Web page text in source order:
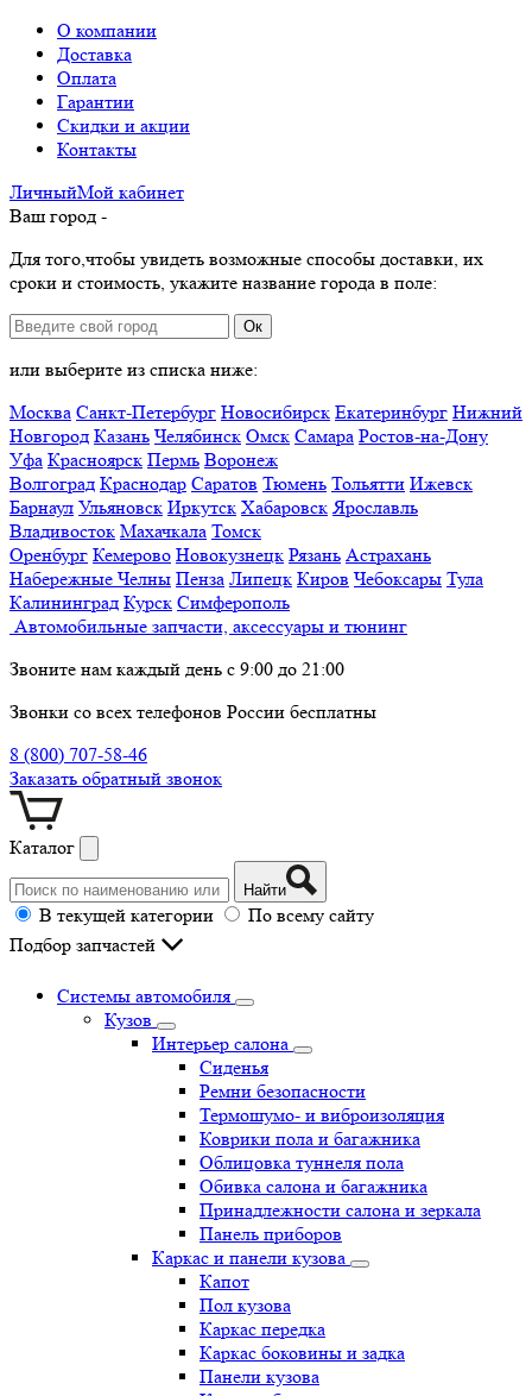
О компании
Доставка
Оплата
Гарантии
Скидки и акции
Контакты
ЛичныйМой кабинет
Ваш город -
Для того,чтобы увидеть возможные способы доставки, их
сроки и стоимость, укажите название города в поле:
Ок
или выберите из списка ниже:
Москва Санкт-Петербург Новосибирск Екатеринбург Нижний
Новгород Казань Челябинск Омск Самара Ростов-на-Дону
Уфа Красноярск Пермь Воронеж
Волгоград Краснодар Саратов Тюмень Тольятти Ижевск
Барнаул Ульяновск Иркутск Хабаровск Ярославль
Владивосток Махачкала Томск
Оренбург Кемерово Новокузнецк Рязань Астрахань
Набережные Челны Пенза Липецк Киров Чебоксары Тула
Калининград Курск Симферополь
Автомобильные запчасти, аксессуары и тюнинг
Звоните нам каждый день с 9:00 до 21:00
Звонки со всех телефонов России бесплатны
8 (800) 707-58-46
Заказать обратный звонок
Каталог
Найти
В текущей категории
По всему сайту
Подбор запчастей
Системы автомобиля
Кузов
Интерьер салона
Сиденья
Ремни безопасности
Термошумо- и виброизоляция
Коврики пола и багажника
Облицовка туннеля пола
Обивка салона и багажника
Принадлежности салона и зеркала
Панель приборов
Каркас и панели кузова
Капот
Пол кузова
Каркас передка
Каркас боковины и задка
Панели кузова